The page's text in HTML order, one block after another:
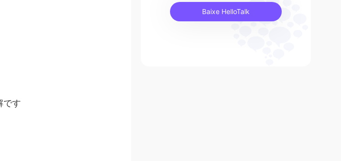
です
Baixe HelloTalk